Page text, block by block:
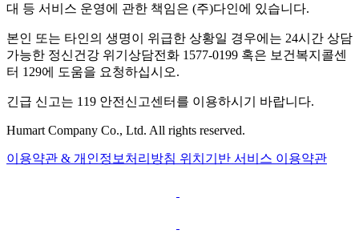
대 등 서비스 운영에 관한 책임은 (주)다인에 있습니다.
본인 또는 타인의 생명이 위급한 상황일 경우에는 24시간 상담
가능한 정신건강 위기상담전화 1577-0199 혹은 보건복지콜센
터 129에 도움을 요청하십시오.
긴급 신고는 119 안전신고센터를 이용하시기 바랍니다.
Humart Company Co., Ltd. All rights reserved.
이용약관 & 개인정보처리방침 위치기반 서비스 이용약관